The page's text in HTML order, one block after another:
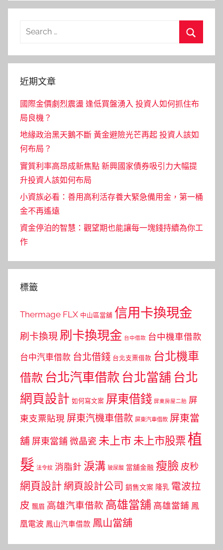
Search
近期文章
國際金價劇烈震盪 逢低買盤湧入 投資人如何抓住布
局良機？
地緣政治黑天鵝不斷 黃金避險光芒再起 投資人該如
何布局？
實質利率高昂成新焦點 新興國家債券吸引力大幅提
升投資人該如何布局
小資族必看：善用高利活存養大緊急備用金，第一桶
金不再遙遠
資金停泊的智慧：觀望期也能讓每一塊錢持續為你工
作
標籤
Thermage FLX 中山區當舖 信用卡換現金
刷卡換現 刷卡換現金 台中借款 台中機車借款
台中汽車借款 台北借錢 台北支票借款 台北機車
借款 台北汽車借款 台北當舖 台北
網頁設計 如何寫文案 屏東借錢 屏東房屋二胎 屏
東支票貼現 屏東汽機車借款 屏東汽車借款 屏東當
舖 屏東當鋪 微晶瓷 未上市 未上市股票植
髮 法令紋 消脂針 淚溝 玻尿酸 當舖金融 瘦臉 皮秒
網頁設計 網頁設計公司 銷售文案 隆乳 電波拉
皮 飄眉 高雄汽車借款 高雄當舖 高雄當鋪 鳳
凰電波 鳳山汽車借款 鳳山當舖